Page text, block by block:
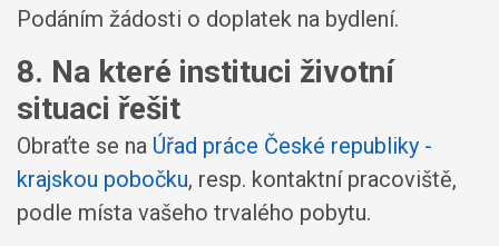
Podáním žádosti o doplatek na bydlení.
8. Na které instituci životní
situaci řešit
Obraťte se na Úřad práce České republiky -
krajskou pobočku, resp. kontaktní pracoviště,
podle místa vašeho trvalého pobytu.